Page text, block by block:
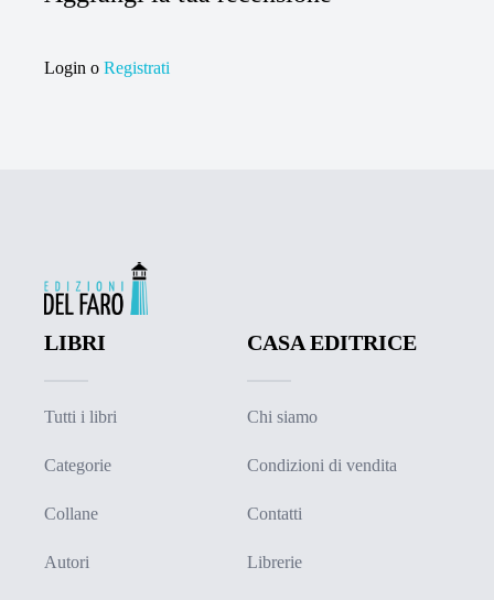
Login o Registrati
LIBRI
Tutti i libri
Categorie
Collane
Autori
CASA EDITRICE
Chi siamo
Condizioni di vendita
Contatti
Librerie